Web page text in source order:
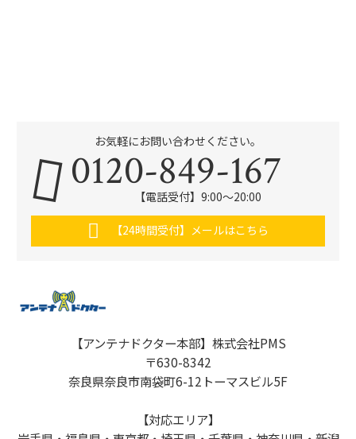
お気軽にお問い合わせください。
0120-849-167
【電話受付】9:00〜20:00
【24時間受付】メールはこちら
【アンテナドクター本部】株式会社PMS
〒630-8342
奈良県奈良市南袋町6-12トーマスビル5F
【対応エリア】